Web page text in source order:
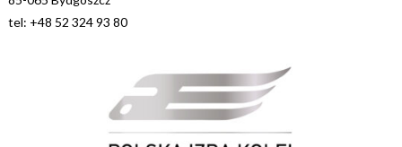
tel: +48 52 324 93 80